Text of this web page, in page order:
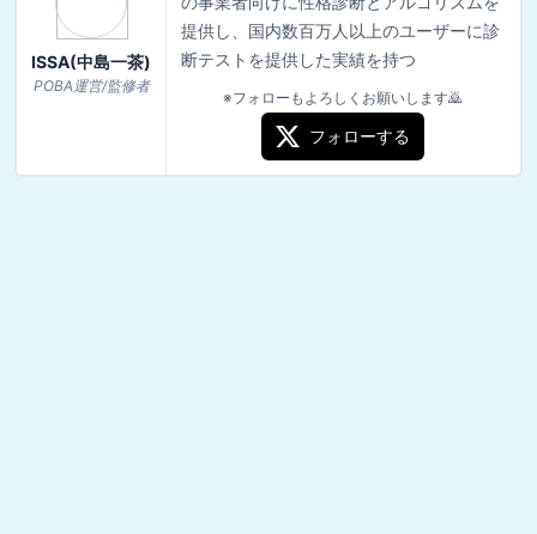
ISSA(中島一茶)
POBA運営/監修者
提供し、国内数百万人以上のユーザーに診
断テストを提供した実績を持つ
※フォローもよろしくお願いします🙇
フォローする